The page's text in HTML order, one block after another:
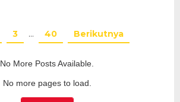
3 … 40 Berikutnya
No More Posts Available.
No more pages to load.